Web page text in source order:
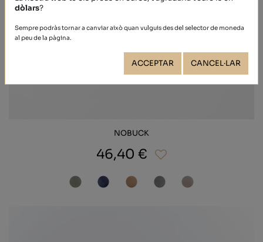
NOBUCK
46,40 €
dòlars?
Sempre podràs tornar a canviar això quan vulguis des del selector de moneda
al peu de la pàgina.
ACCEPTAR CANCEL·LAR